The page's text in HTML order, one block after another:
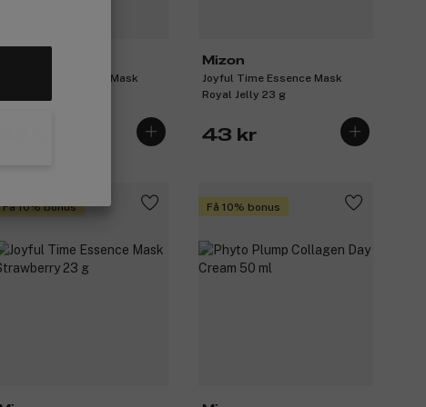
Joyful Time Essence Mask
Mizon
Joyful Time Essence Mask
Royal Jelly 23 g
43 kr
Få 10% bonus Få 10% bonus